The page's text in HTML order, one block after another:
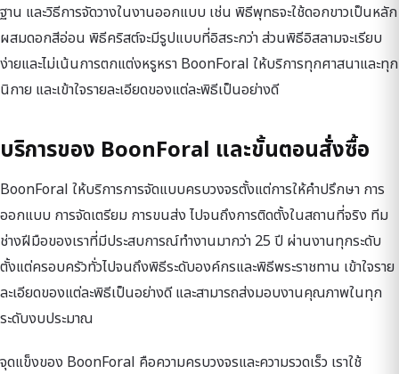
ฐาน และวิธีการจัดวางในงานออกแบบ เช่น พิธีพุทธจะใช้ดอกขาวเป็นหลัก
ผสมดอกสีอ่อน พิธีคริสต์จะมีรูปแบบที่อิสระกว่า ส่วนพิธีอิสลามจะเรียบ
ง่ายและไม่เน้นการตกแต่งหรูหรา BoonForal ให้บริการทุกศาสนาและทุก
นิกาย และเข้าใจรายละเอียดของแต่ละพิธีเป็นอย่างดี
บริการของ BoonForal และขั้นตอนสั่งซื้อ
BoonForal ให้บริการการจัดแบบครบวงจรตั้งแต่การให้คำปรึกษา การ
ออกแบบ การจัดเตรียม การขนส่ง ไปจนถึงการติดตั้งในสถานที่จริง ทีม
ช่างฝีมือของเราที่มีประสบการณ์ทำงานมากว่า 25 ปี ผ่านงานทุกระดับ
ตั้งแต่ครอบครัวทั่วไปจนถึงพิธีระดับองค์กรและพิธีพระราชทาน เข้าใจราย
ละเอียดของแต่ละพิธีเป็นอย่างดี และสามารถส่งมอบงานคุณภาพในทุก
ระดับงบประมาณ
จุดแข็งของ BoonForal คือความครบวงจรและความรวดเร็ว เราใช้